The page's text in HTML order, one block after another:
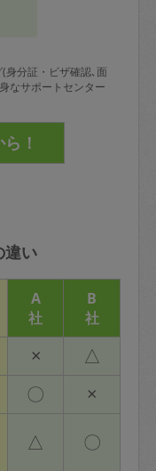
分証・ビザ確認､面
なサポートセンター
違い
A
社
B
社
× △
〇 ×
△ 〇